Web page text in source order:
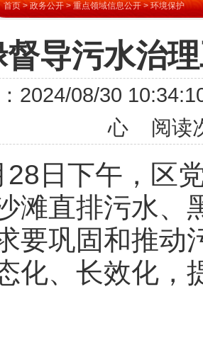
首页>政务公开>重点领域信息公开>环境保护
督导污水治
2024/08/30
心 阅读
下午，区党
滩直排污水、
要巩固和推动
化、长效化，